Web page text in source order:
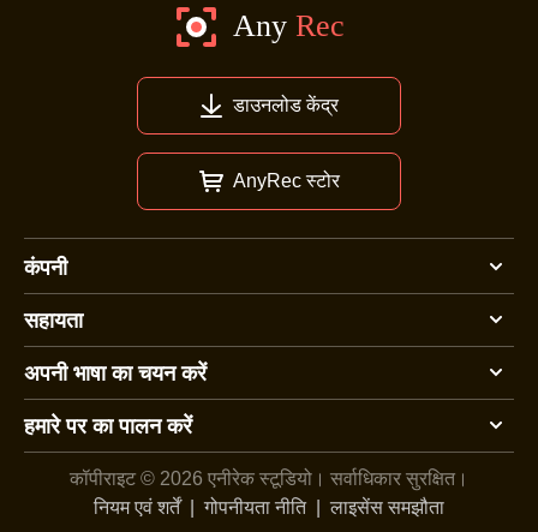
डाउनलोड केंद्र
AnyRec स्टोर
कंपनी
सहायता
अपनी भाषा का चयन करें
हमारे पर का पालन करें
कॉपीराइट © 2026 एनीरेक स्टूडियो। सर्वाधिकार सुरक्षित।
नियम एवं शर्तें
गोपनीयता नीति लाइसेंस समझौता